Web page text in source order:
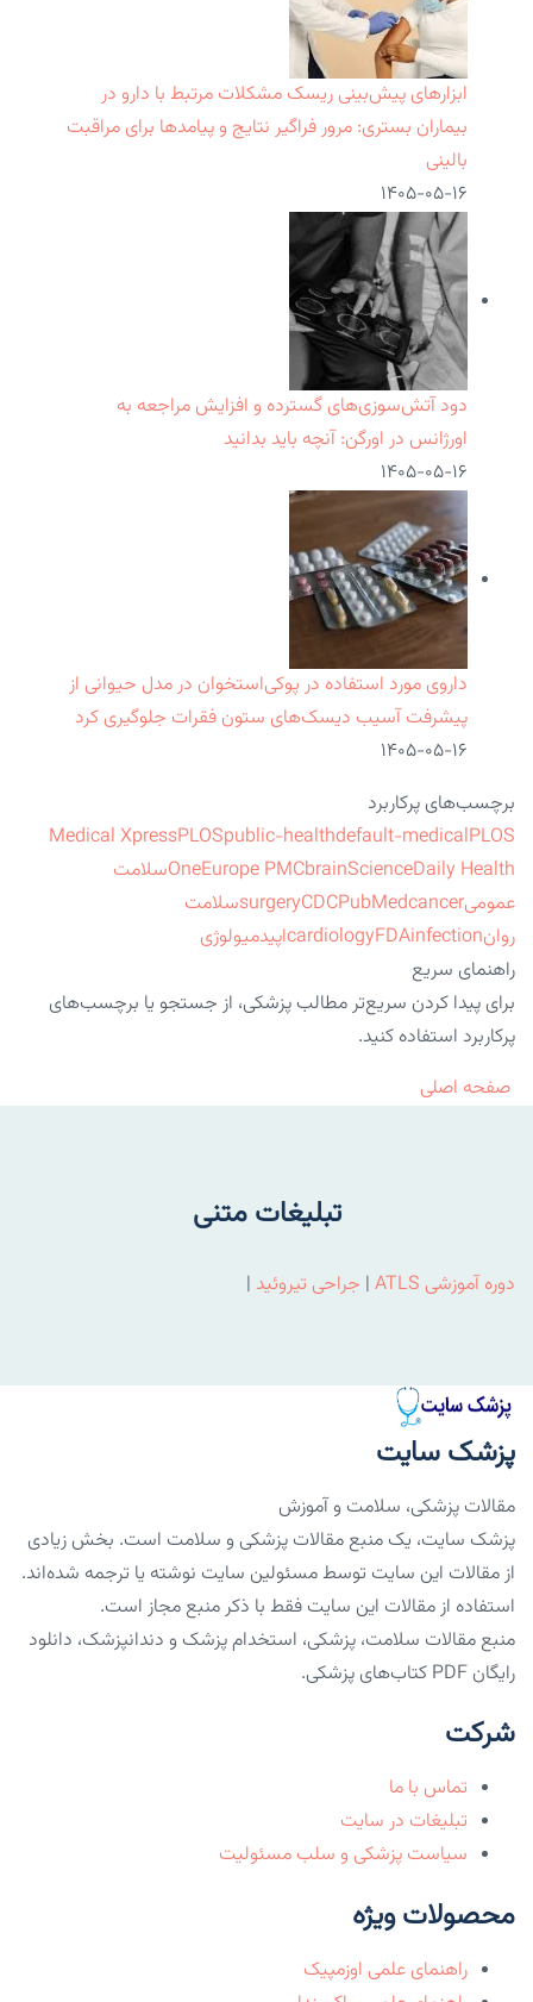
ابزارهای پیش‌بینی ریسک مشکلات مرتبط با دارو در
بیماران بستری: مرور فراگیر نتایج و پیامدها برای مراقبت
بالینی
۱۴۰۵-۰۵-۱۶
دود آتش‌سوزی‌های گسترده و افزایش مراجعه به
اورژانس در اورگن: آنچه باید بدانید
۱۴۰۵-۰۵-۱۶
داروی مورد استفاده در پوکی‌استخوان در مدل حیوانی از
پیشرفت آسیب دیسک‌های ستون فقرات جلوگیری کرد
۱۴۰۵-۰۵-۱۶
برچسب‌های پرکاربرد
Medical XpressPLOSpublic-healthdefault-medicalPLOS
OneEurope PMCbrainScienceDaily Health
سلامت
عمومی
surgeryCDCPubMedcancer
سلامت
روان
cardiologyFDAinfection
اپیدمیولوژی
راهنمای سریع
برای پیدا کردن سریع‌تر مطالب پزشکی، از جستجو یا برچسب‌های
پرکاربرد استفاده کنید.
صفحه اصلی
تبلیغات متنی
دوره آموزشی ATLS | جراحی تیروئید |
پزشک سایت
مقالات پزشکی، سلامت و آموزش
پزشک سایت، یک منبع مقالات پزشکی و سلامت است. بخش زیادی
از مقالات این سایت توسط مسئولین سایت نوشته یا ترجمه شده‌اند.
استفاده از مقالات این سایت فقط با ذکر منبع مجاز است.
منبع مقالات سلامت، پزشکی، استخدام پزشک و دندانپزشک، دانلود
رایگان PDF کتاب‌های پزشکی.
شرکت
تماس با ما
تبلیغات در سایت
سیاست پزشکی و سلب مسئولیت
محصولات ویژه
راهنمای علمی اوزمپیک